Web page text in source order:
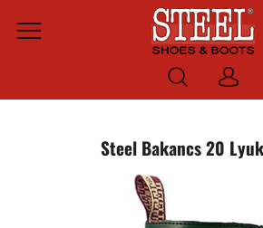
Menu
Steel Bakancs 20